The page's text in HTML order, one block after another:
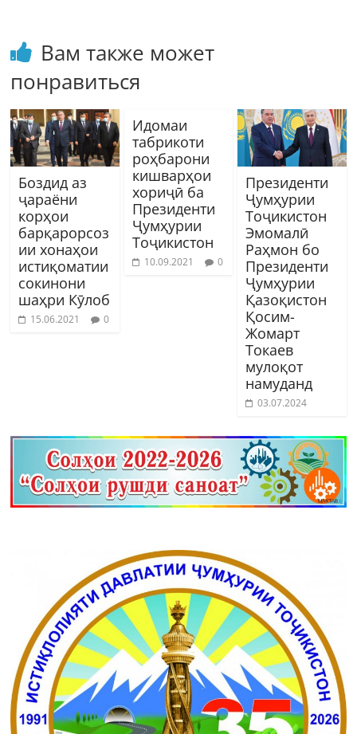
Вам также может
понравиться
Боздид аз
ҷараёни
корҳои
барқарорсоз
ии хонаҳои
истиқоматии
сокинони
шаҳри Кӯлоб
15.06.2021 0
Идомаи
табрикоти
роҳбарони
кишварҳои
хориҷӣ ба
Президенти
Ҷумҳурии
Тоҷикистон
10.09.2021 0
Президенти
Ҷумҳурии
Тоҷикистон
Эмомалӣ
Раҳмон бо
Президенти
Ҷумҳурии
Қазоқистон
Қосим-
Жомарт
Токаев
мулоқот
намуданд
03.07.2024